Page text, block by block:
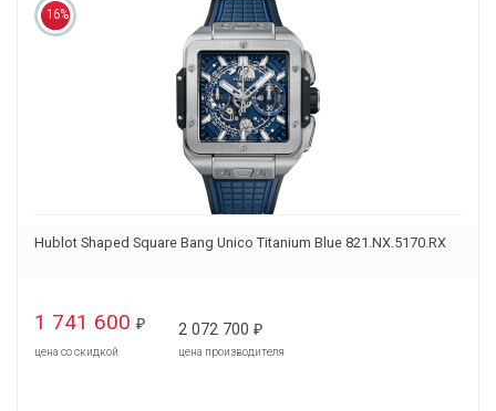
16%
Hublot Shaped Square Bang Unico Titanium Blue 821.NX.5170.RX
1 741 600 ₽
цена со скидкой
2 072 700 ₽
цена производителя